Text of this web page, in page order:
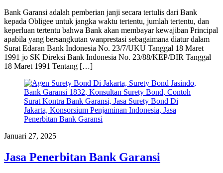
Bank Garansi adalah pemberian janji secara tertulis dari Bank
kepada Obligee untuk jangka waktu tertentu, jumlah tertentu, dan
keperluan tertentu bahwa Bank akan membayar kewajiban Principal
apabila yang bersangkutan wanprestasi sebagaimana diatur dalam
Surat Edaran Bank Indonesia No. 23/7/UKU Tanggal 18 Maret
1991 jo SK Direksi Bank Indonesia No. 23/88/KEP/DIR Tanggal
18 Maret 1991 Tentang […]
Januari 27, 2025
Jasa Penerbitan Bank Garansi